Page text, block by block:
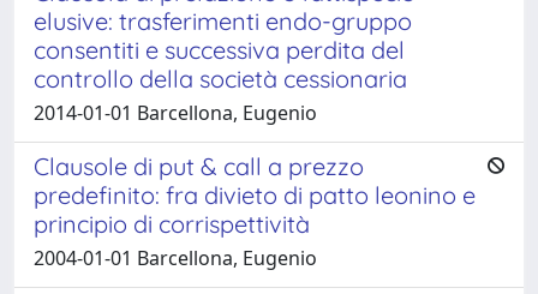
elusive: trasferimenti endo-gruppo
consentiti e successiva perdita del
controllo della società cessionaria
2014-01-01 Barcellona, Eugenio
Clausole di put & call a prezzo
predefinito: fra divieto di patto leonino e
principio di corrispettività
2004-01-01 Barcellona, Eugenio